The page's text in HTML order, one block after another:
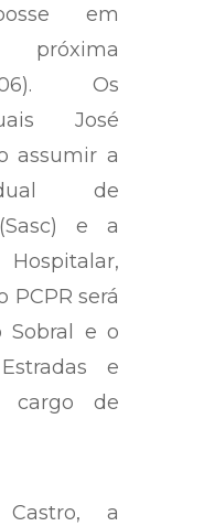
em
Os
José
assumir a
de
e a
PCPR será
Sobral e o
e
cargo de
Castro, a